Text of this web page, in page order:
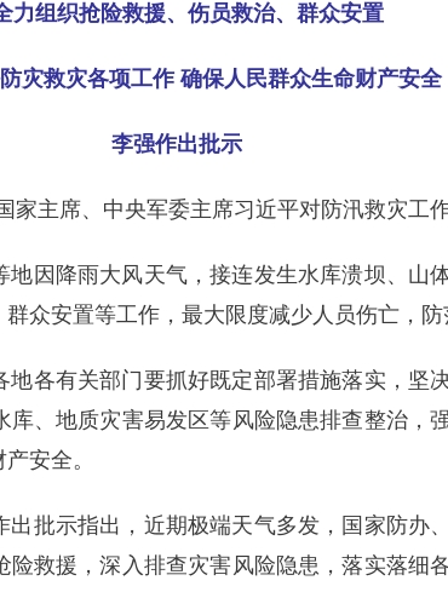
力组织抢险救援、伤员救治、群众安置
灾救灾各项工作 确保人民群众生命财产安全
李强作出批示
家主席、中央军委主席习近平对防汛救灾工
因降雨大风天气，接连发生水库溃坝、山
众安置等工作，最大限度减少人员伤亡，
各有关部门要抓好既定部署措施落实，坚
、地质灾害易发区等风险隐患排查整治，
安全。
批示指出，近期极端天气多发，国家防办
救援，深入排查灾害风险隐患，落实落细